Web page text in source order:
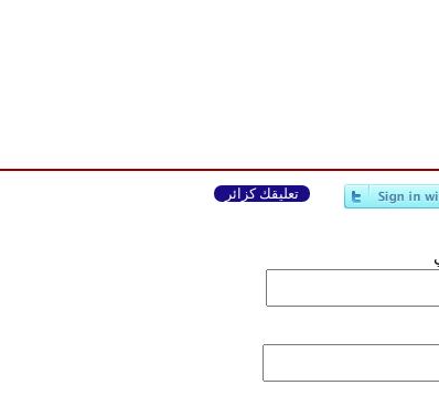
تعليقك كزائر